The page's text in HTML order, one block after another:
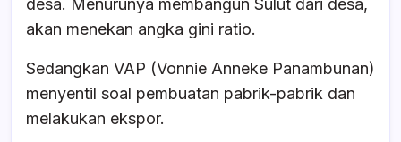
akan menekan angka gini ratio.
Sedangkan VAP (Vonnie Anneke Panambunan)
menyentil soal pembuatan pabrik-pabrik dan
melakukan ekspor.